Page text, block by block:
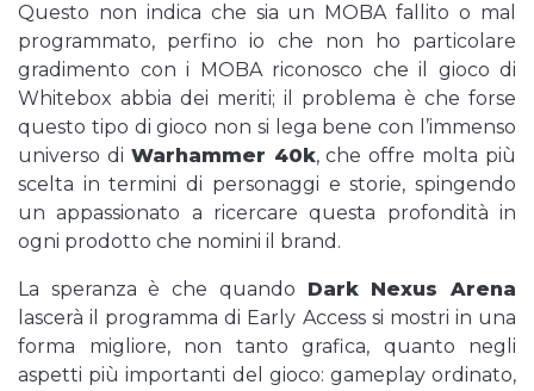
Questo non indica che sia un MOBA fallito o mal
programmato, perfino io che non ho particolare
gradimento con i MOBA riconosco che il gioco di
Whitebox abbia dei meriti; il problema è che forse
questo tipo di gioco non si lega bene con l’immenso
universo di Warhammer 40k, che offre molta più
scelta in termini di personaggi e storie, spingendo
un appassionato a ricercare questa profondità in
ogni prodotto che nomini il brand.
La speranza è che quando Dark Nexus Arena
lascerà il programma di Early Access si mostri in una
forma migliore, non tanto grafica, quanto negli
aspetti più importanti del gioco: gameplay ordinato,